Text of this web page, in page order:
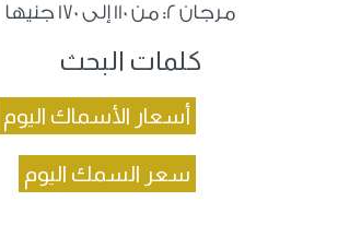
مرجان 2: من 110 إلى 170 جنيها
كلمات البحث
أسعار الأسماك اليوم
سعر السمك اليوم